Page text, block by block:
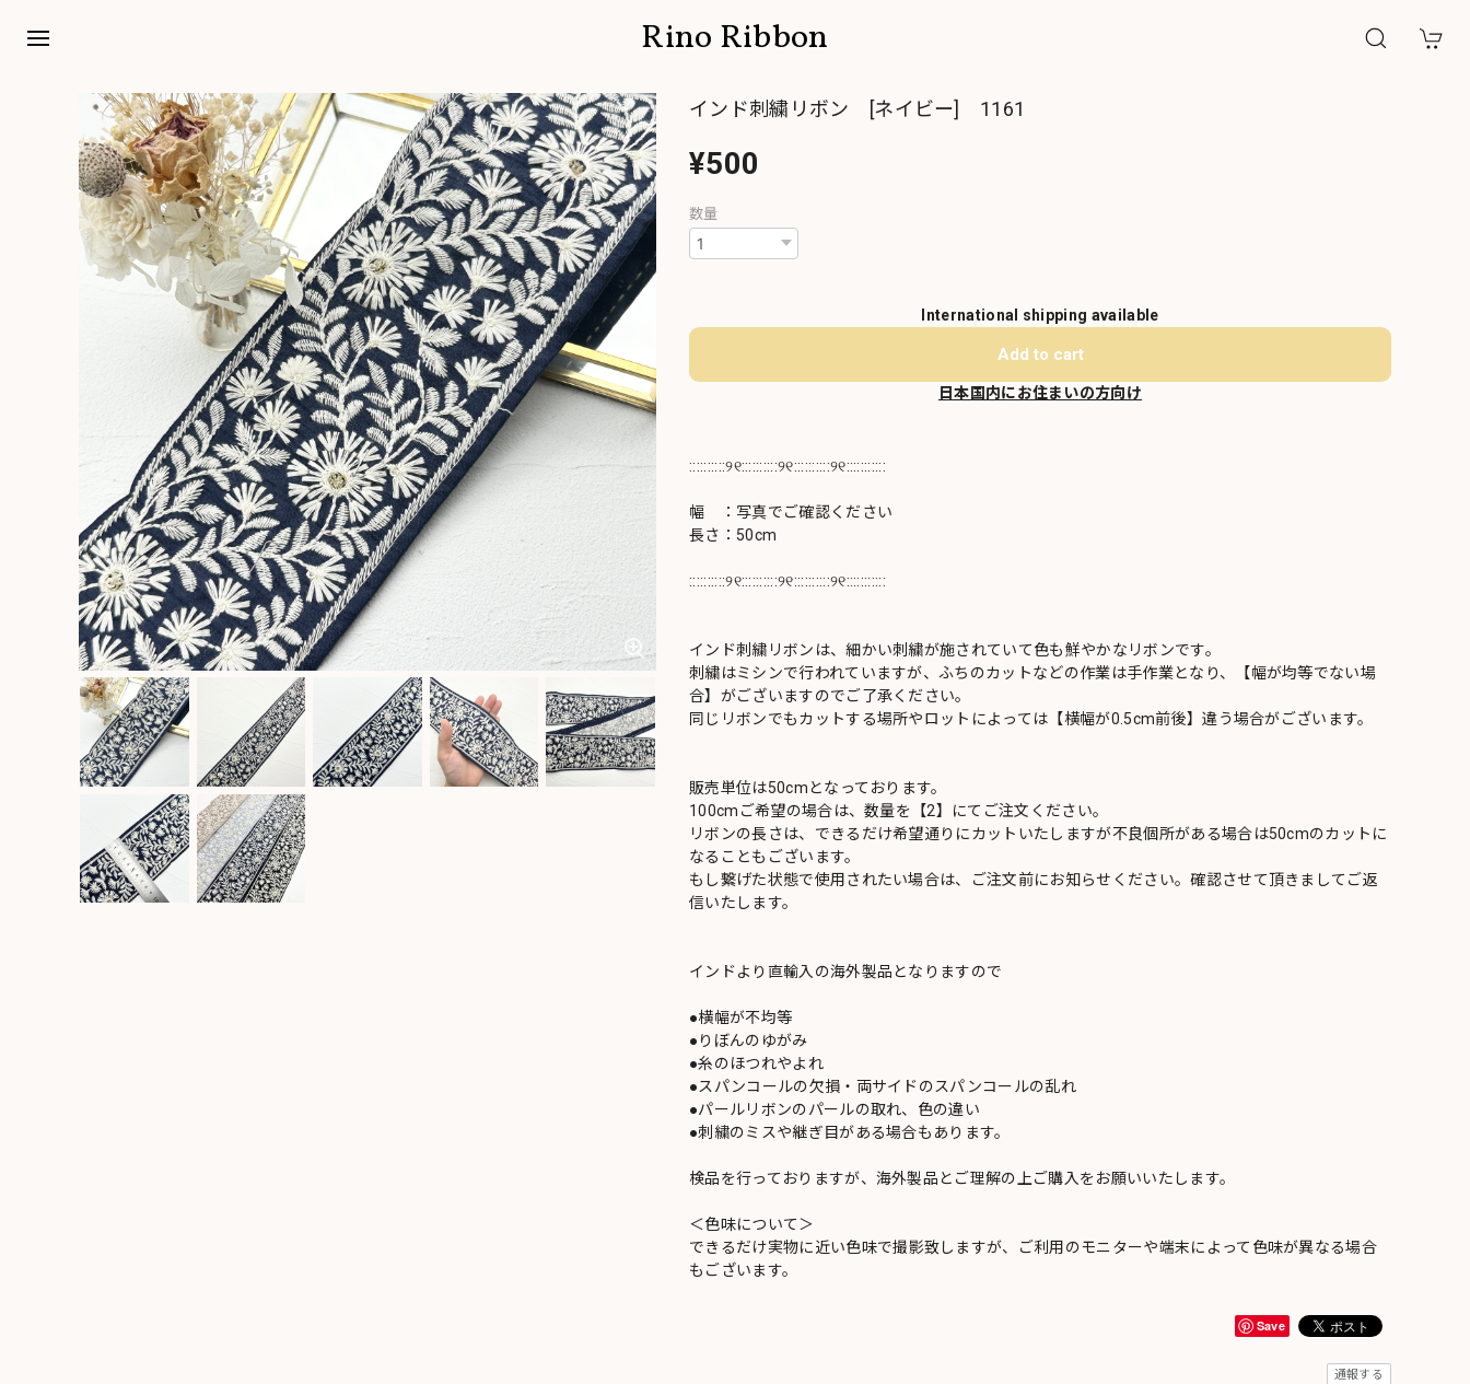
Rino Ribbon
インド刺繍リボン [ネイビー] 1161
¥500
数量
International shipping available
Add to cart
日本国内にお住まいの方向け
::::::::::୨୧::::::::::୨୧::::::::::୨୧:::::::::::
幅 ：写真でご確認ください
長さ：50cm
::::::::::୨୧::::::::::୨୧::::::::::୨୧:::::::::::
インド刺繍リボンは、細かい刺繍が施されていて色も鮮やかなリボンです。
刺繍はミシンで行われていますが、ふちのカットなどの作業は手作業となり、【幅が均等でない場
合】がございますのでご了承ください。
同じリボンでもカットする場所やロットによっては【横幅が0.5cm前後】違う場合がございます。
販売単位は50cmとなっております。
100cmご希望の場合は、数量を【2】にてご注文ください。
リボンの長さは、できるだけ希望通りにカットいたしますが不良個所がある場合は50cmのカットに
なることもございます。
もし繋げた状態で使用されたい場合は、ご注文前にお知らせください。確認させて頂きましてご返
信いたします。
インドより直輸入の海外製品となりますので
●横幅が不均等
●りぼんのゆがみ
●糸のほつれやよれ
●スパンコールの欠損・両サイドのスパンコールの乱れ
●パールリボンのパールの取れ、色の違い
●刺繍のミスや継ぎ目がある場合もあります。
検品を行っておりますが、海外製品とご理解の上ご購入をお願いいたします。
＜色味について＞
できるだけ実物に近い色味で撮影致しますが、ご利用のモニターや端末によって色味が異なる場合
もございます。
Save
通報する